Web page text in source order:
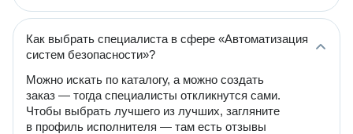
Как выбрать специалиста в сфере «Автоматизация
систем безопасности»?
Можно искать по каталогу, а можно создать
заказ — тогда специалисты откликнутся сами.
Чтобы выбрать лучшего из лучших, загляните
в профиль исполнителя — там есть отзывы